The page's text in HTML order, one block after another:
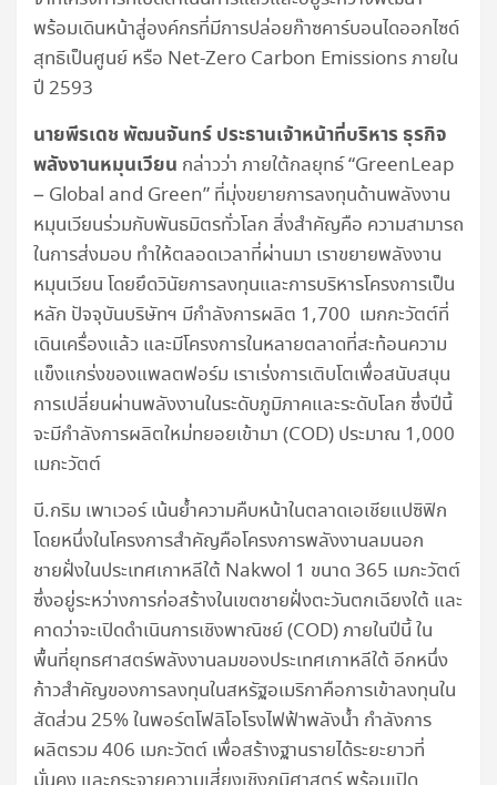
พร้อมเดินหน้าสู่องค์กรที่มีการปล่อยก๊าซคาร์บอนไดออกไซด์
สุทธิเป็นศูนย์ หรือ Net-Zero Carbon Emissions ภายใน
ปี 2593
นายพีรเดช พัฒนจันทร์ ประธานเจ้าหน้าที่บริหาร ธุรกิจ
พลังงานหมุนเวียน กล่าวว่า ภายใต้กลยุทธ์ “GreenLeap
– Global and Green” ที่มุ่งขยายการลงทุนด้านพลังงาน
หมุนเวียนร่วมกับพันธมิตรทั่วโลก สิ่งสำคัญคือ ความสามารถ
ในการส่งมอบ ทำให้ตลอดเวลาที่ผ่านมา เราขยายพลังงาน
หมุนเวียน โดยยึดวินัยการลงทุนและการบริหารโครงการเป็น
หลัก ปัจจุบันบริษัทฯ มีกำลังการผลิต 1,700 เมกกะวัตต์ที่
เดินเครื่องแล้ว และมีโครงการในหลายตลาดที่สะท้อนความ
แข็งแกร่งของแพลตฟอร์ม เราเร่งการเติบโตเพื่อสนับสนุน
การเปลี่ยนผ่านพลังงานในระดับภูมิภาคและระดับโลก ซึ่งปีนี้
จะมีกำลังการผลิตใหม่ทยอยเข้ามา (COD) ประมาณ 1,000
เมกะวัตต์
บี.กริม เพาเวอร์ เน้นย้ำความคืบหน้าในตลาดเอเชียแปซิฟิก
โดยหนึ่งในโครงการสำคัญคือโครงการพลังงานลมนอก
ชายฝั่งในประเทศเกาหลีใต้ Nakwol 1 ขนาด 365 เมกะวัตต์
ซึ่งอยู่ระหว่างการก่อสร้างในเขตชายฝั่งตะวันตกเฉียงใต้ และ
คาดว่าจะเปิดดำเนินการเชิงพาณิชย์ (COD) ภายในปีนี้ ใน
พื้นที่ยุทธศาสตร์พลังงานลมของประเทศเกาหลีใต้ อีกหนึ่ง
ก้าวสำคัญของการลงทุนในสหรัฐอเมริกาคือการเข้าลงทุนใน
สัดส่วน 25% ในพอร์ตโฟลิโอโรงไฟฟ้าพลังน้ำ กำลังการ
ผลิตรวม 406 เมกะวัตต์ เพื่อสร้างฐานรายได้ระยะยาวที่